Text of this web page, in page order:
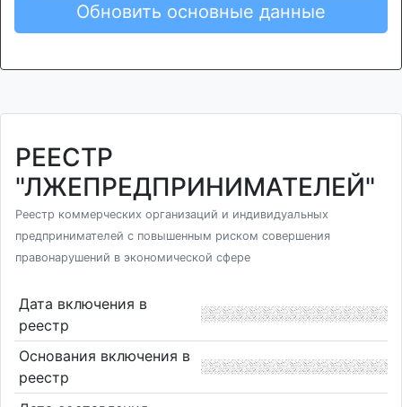
Обновить основные данные
РЕЕСТР
"ЛЖЕПРЕДПРИНИМАТЕЛЕЙ"
Реестр коммерческих организаций и индивидуальных
предпринимателей с повышенным риском совершения
правонарушений в экономической сфере
Дата включения в
реестр
Основания включения в
реестр